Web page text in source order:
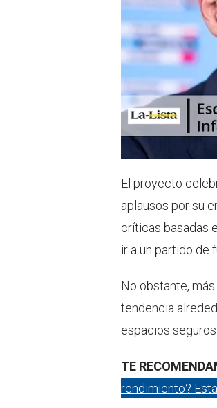
El proyecto
aplausos por su
críticas basadas
ir a un partido de
No obstante,
tendencia
espacios
TE
rendimiento?